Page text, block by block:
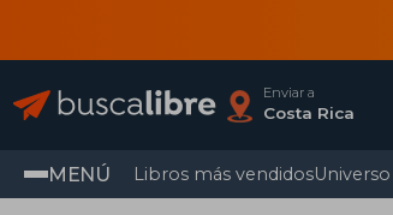
Enviar a
Costa Rica
MENÚ Libros más vendidos